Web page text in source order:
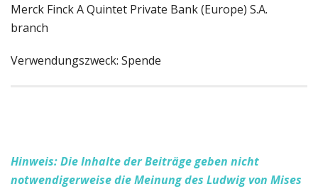
Merck Finck A Quintet Private Bank (Europe) S.A.
branch
Verwendungszweck: Spende
Hinweis: Die Inhalte der Beiträge geben nicht
notwendigerweise die Meinung des Ludwig von Mises